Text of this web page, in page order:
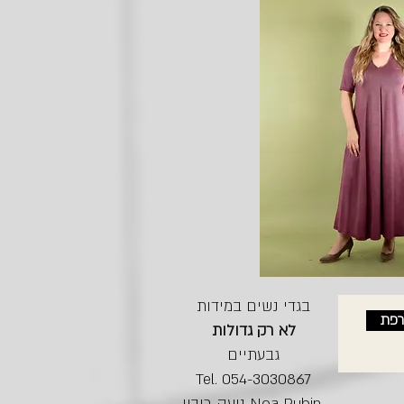
בגדי נשים במידות
לא רק גדולות
גבעתיים
Tel. 054-3030867